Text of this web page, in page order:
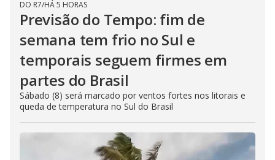
DO R7/HÁ 5 HORAS
Previsão do Tempo: fim de
semana tem frio no Sul e
temporais seguem firmes em
partes do Brasil
Sábado (8) será marcado por ventos fortes nos litorais e
queda de temperatura no Sul do Brasil